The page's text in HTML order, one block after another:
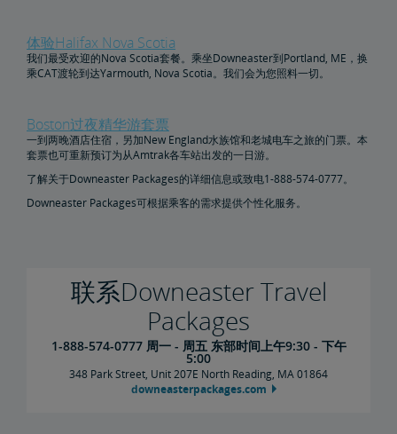
体验Halifax Nova Scotia
我们最受欢迎的Nova Scotia套餐。乘坐Downeaster到Portland, ME，换
乘CAT渡轮到达Yarmouth, Nova Scotia。我们会为您照料一切。
Boston过夜精华游套票
一到两晚酒店住宿，另加New England水族馆和老城电车之旅的门票。本
套票也可重新预订为从Amtrak各车站出发的一日游。
了解关于Downeaster Packages的详细信息或致电1-888-574-0777。
Downeaster Packages可根据乘客的需求提供个性化服务。
联系Downeaster Travel
Packages
1-888-574-0777 周一 - 周五 东部时间上午9:30 - 下午
5:00
348 Park Street, Unit 207E North Reading, MA 01864
downeasterpackages.com